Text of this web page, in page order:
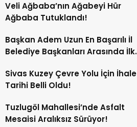
Veli Ağbaba’nın Ağabeyi Hür
Ağbaba Tutuklandı!
Başkan Adem Uzun En Başarılı İl
Belediye Başkanları Arasında İlk
Sivas Kuzey Çevre Yolu İçin İhale
Tarihi Belli Oldu!
Tuzlugöl Mahallesi’nde Asfalt
Mesaisi Aralıksız Sürüyor!